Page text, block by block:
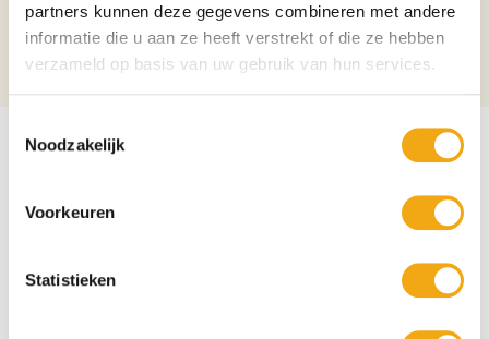
partners kunnen deze gegevens combineren met andere
informatie die u aan ze heeft verstrekt of die ze hebben
verzameld op basis van uw gebruik van hun services.
Noodzakelijk
Voorkeuren
Statistieken
Aantal per verpakking 1
Alcoholpercentage 15%
Navigating through the elements of the carousel is possible
Press to skip carousel